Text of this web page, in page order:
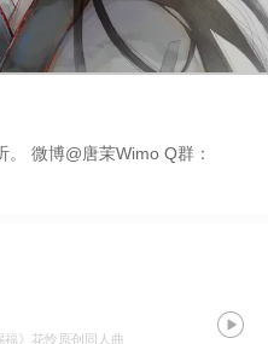
微博@唐茉Wimo Q群：
》花怜原创同人曲